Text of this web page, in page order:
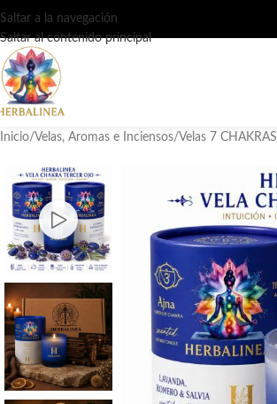
Saltar a la navegación
Saltar al contenido principal
Inicio/Velas, Aromas e Inciensos/Velas 7 CHAKRAS